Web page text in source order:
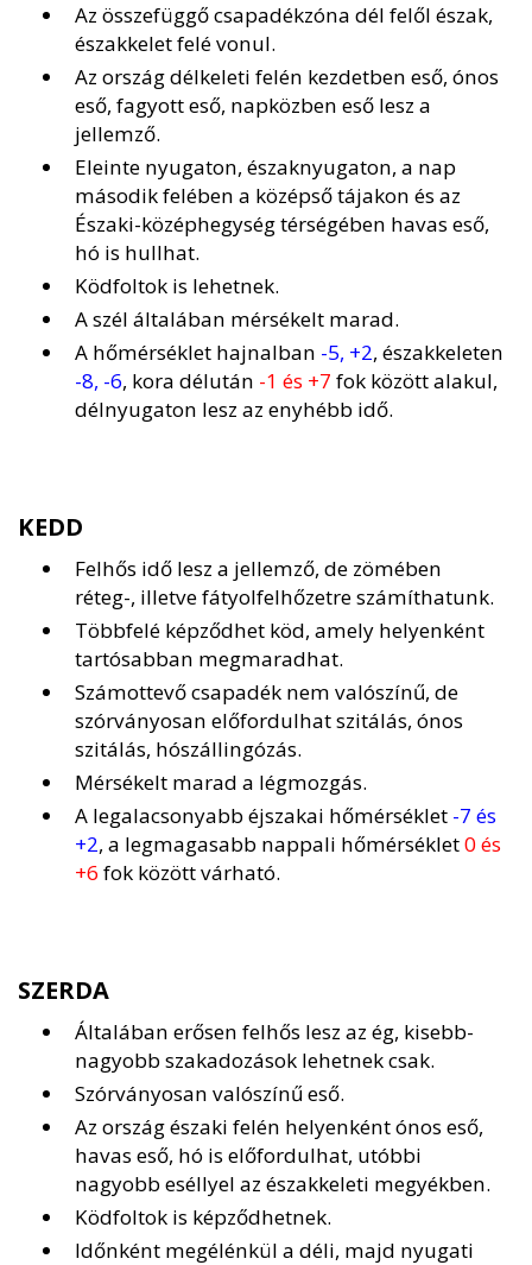
Az összefüggő csapadékzóna dél felől észak,
északkelet felé vonul.
Az ország délkeleti felén kezdetben eső, ónos
eső, fagyott eső, napközben eső lesz a
jellemző.
Eleinte nyugaton, északnyugaton, a nap
második felében a középső tájakon és az
Északi-középhegység térségében havas eső,
hó is hullhat.
Ködfoltok is lehetnek.
A szél általában mérsékelt marad.
A hőmérséklet hajnalban -5, +2, északkeleten
-8, -6, kora délután -1 és +7 fok között alakul,
délnyugaton lesz az enyhébb idő.
KEDD
Felhős idő lesz a jellemző, de zömében
réteg-, illetve fátyolfelhőzetre számíthatunk.
Többfelé képződhet köd, amely helyenként
tartósabban megmaradhat.
Számottevő csapadék nem valószínű, de
szórványosan előfordulhat szitálás, ónos
szitálás, hószállingózás.
Mérsékelt marad a légmozgás.
A legalacsonyabb éjszakai hőmérséklet -7 és
+2, a legmagasabb nappali hőmérséklet0 és
+6 fok között várható.
SZERDA
Általában erősen felhős lesz az ég, kisebb-
nagyobb szakadozások lehetnek csak.
Szórványosan valószínű eső.
Az ország északi felén helyenként ónos eső,
havas eső, hó is előfordulhat, utóbbi
nagyobb eséllyel az északkeleti megyékben.
Ködfoltok is képződhetnek.
Időnként megélénkül a déli, majd nyugati